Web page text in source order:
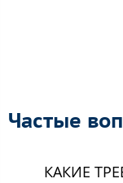
Частые
КАКИЕ